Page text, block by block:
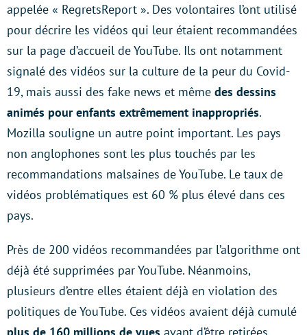
appelée « RegretsReport ». Des volontaires l’ont utilisé
pour décrire les vidéos qui leur étaient recommandées
sur la page d’accueil de YouTube. Ils ont notamment
signalé des vidéos sur la culture de la peur du Covid-
19, mais aussi des fake news et même des dessins
animés pour enfants extrêmement inappropriés.
Mozilla souligne un autre point important. Les pays
non anglophones sont les plus touchés par les
recommandations malsaines de YouTube. Le taux de
vidéos problématiques est 60 % plus élevé dans ces
pays.
Près de 200 vidéos recommandées par l’algorithme ont
déjà été supprimées par YouTube. Néanmoins,
plusieurs d’entre elles étaient déjà en violation des
politiques de YouTube. Ces vidéos avaient déjà cumulé
plus de 160 millions de vues avant d’être retirées.